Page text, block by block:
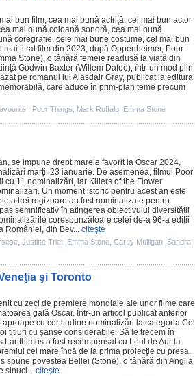
bun film, cea mai bună actriță, cel mai bun actor
mai bună coloană sonoră, cea mai bună
coregrafie, cele mai bune costume, cel mai bun
titrat film din 2023, după Oppenheimer, Poor
Stone), o tânără femeie readusă la viață din
Godwin Baxter (Willem Dafoe), într-un mod plin
pe romanul lui Alasdair Gray, publicat la editura
care aduce în prim-plan teme precum
Poor Things Mark Ruffalo Emma Stone
, se impune drept marele favorit la Oscar 2024,
marți, 23 ianuarie. De asemenea, filmul
Poor
cu 11 nominalizări, iar Killers of the Flower
Un moment istoric pentru acest an este
a trei regizoare au fost nominalizate pentru
semnificativ în atingerea obiectivului diversității
corespunzătoare celei de-a 96-a ediții
României, din Bev... citeşte
Justine Triet Emma Stone Carey Mulligan Sandra
şi Toronto
cu zeci de premiere mondiale ale unor filme care
gală Oscar. Într-un articol publicat anterior
aproape cu certitudine nominalizări la categoria Cel
titluri cu şanse considerabile. Să le trecem în
Lanthimos a fost recompensat cu Leul de Aur la
cel mare încă de la prima proiecţie cu presa.
spune povestea Bellei (Stone), o tânără din Anglia
sinuci... citeşte